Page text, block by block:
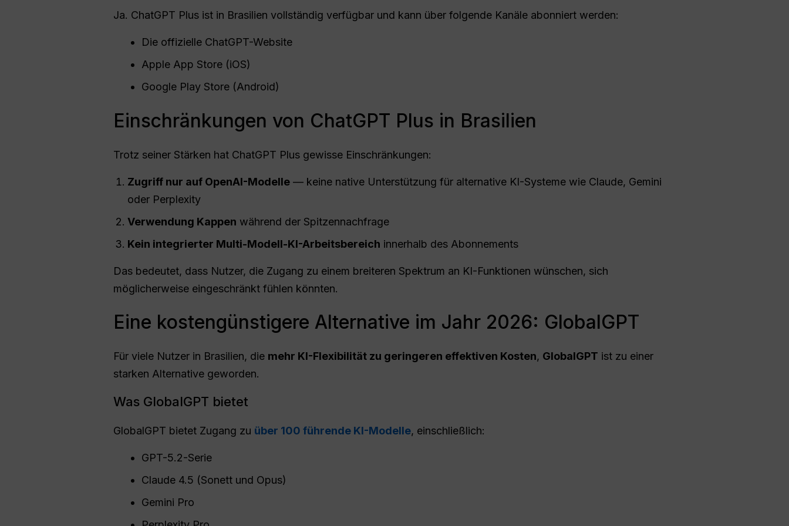
Ja. ChatGPT Plus ist in Brasilien vollständig verfügbar und kann über folgende Kanäle abonniert werden:
Die offizielle ChatGPT-Website
Apple App Store (iOS)
Google Play Store (Android)
Einschränkungen von ChatGPT Plus in Brasilien
Trotz seiner Stärken hat ChatGPT Plus gewisse Einschränkungen:
Zugriff nur auf OpenAI-Modelle — keine native Unterstützung für alternative KI-Systeme wie Claude, Gemini
oder Perplexity
Verwendung Kappen während der Spitzennachfrage
Kein integrierter Multi-Modell-KI-Arbeitsbereich innerhalb des Abonnements
Das bedeutet, dass Nutzer, die Zugang zu einem breiteren Spektrum an KI-Funktionen wünschen, sich
möglicherweise eingeschränkt fühlen könnten.
Eine kostengünstigere Alternative im Jahr 2026: GlobalGPT
Für viele Nutzer in Brasilien, die mehr KI-Flexibilität zu geringeren effektiven Kosten, GlobalGPT ist zu einer
starken Alternative geworden.
Was GlobalGPT bietet
GlobalGPT bietet Zugang zu über 100 führende KI-Modelle, einschließlich:
GPT-5.2-Serie
Claude 4.5 (Sonett und Opus)
Gemini Pro